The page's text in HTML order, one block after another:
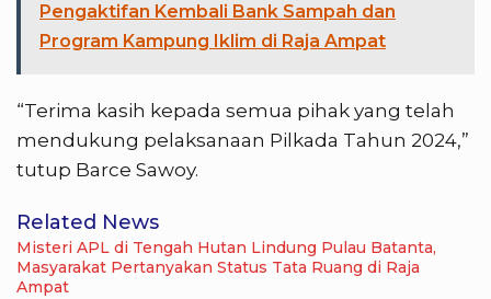
Pengaktifan Kembali Bank Sampah dan
Program Kampung Iklim di Raja Ampat
“Terima kasih kepada semua pihak yang telah
mendukung pelaksanaan Pilkada Tahun 2024,”
tutup Barce Sawoy.
Related News
Misteri APL di Tengah Hutan Lindung Pulau Batanta,
Masyarakat Pertanyakan Status Tata Ruang di Raja
Ampat